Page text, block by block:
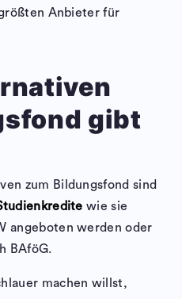
Anbieter für
gibt
zum Bildungsfond sind
wie sie
angeboten werden oder
BAföG.
machen willst,